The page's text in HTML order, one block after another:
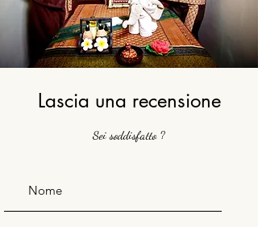
Lascia una recensione
Sei soddisfatto ?